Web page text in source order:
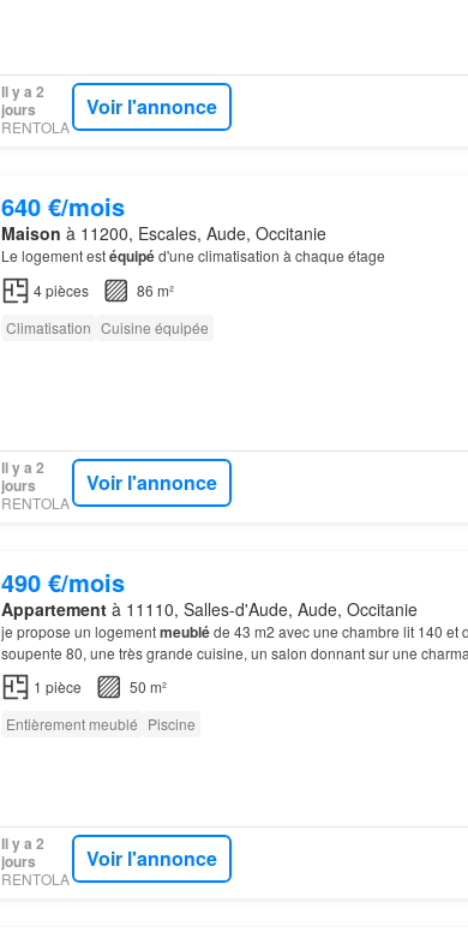
Il y a 2
jours
RENTOLA
Voir l'annonce
640 €/mois
Maison à 11200, Escales, Aude, Occitanie
Le logement estéquipéd'une climatisation à chaque étage
4pièces
86 m²
Climatisation Cuisine équipée
Il y a 2
jours
RENTOLA
Voir l'annonce
490 €/mois
Appartementà 11110, Salles-d'Aude, Aude, Occitanie
je propose un logementmeubléde 43 m2 avec une chambre lit 140 et
soupente 80, une très grande cuisine, un salon donnant sur une
1 pièce
50 m²
Entièrement meublé Piscine
Il y a 2
jours
RENTOLA
Voir l'annonce